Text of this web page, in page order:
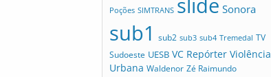
Poções SIMTRANS Sonora
sub1 sub2 sub3 sub4 Tremedal TV
Sudoeste UESB VC Repórter Violência
Urbana Waldenor Zé Raimundo